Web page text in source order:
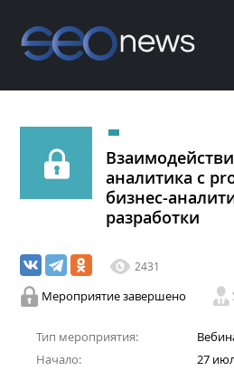
аналитика c
бизнес-
разработки
2431
Мероприятие завершено
Тип мероприятия:
Начало:
27